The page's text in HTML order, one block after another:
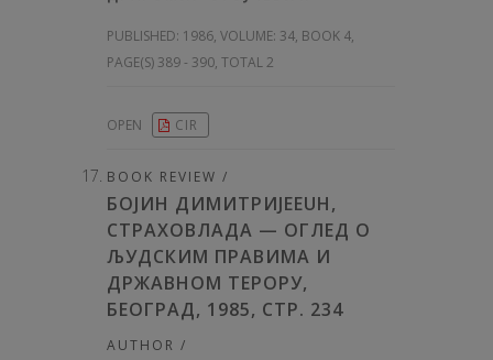
PUBLISHED: 1986, VOLUME: 34, BOOK 4,
PAGE(S) 389 - 390, TOTAL 2
OPEN CIR
BOOK REVIEW /
БОЈИН ДИМИТРИЈEEUH,
СТРАХОВЛАДА — ОГЛЕД О
ЉУДСКИМ ПРАВИМА И
ДРЖАВНОМ ТЕРОРУ,
БЕОГРАД, 1985, СТР. 234
AUTHOR /